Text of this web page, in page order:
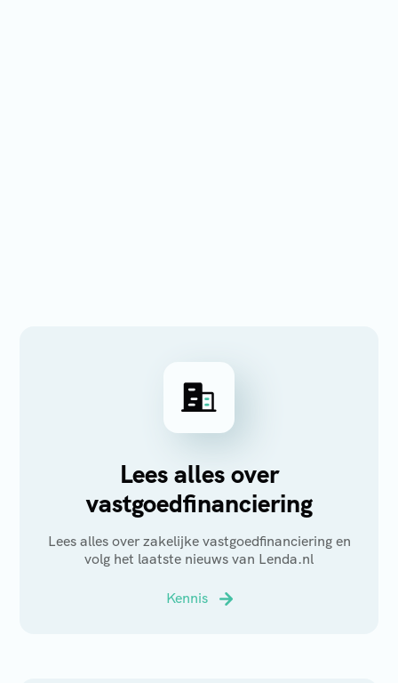
Lees alles over
vastgoedfinanciering
Lees alles over zakelijke vastgoedfinanciering en
volg het laatste nieuws van Lenda.nl
Kennis